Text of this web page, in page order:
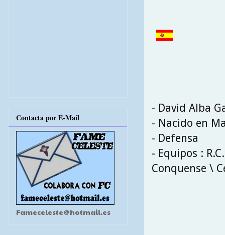
- David Alba
- Nacido en
- Defensa
- Equipos :
Conquense \
Contacta por E-Mail
Fameceleste@hotmail.es